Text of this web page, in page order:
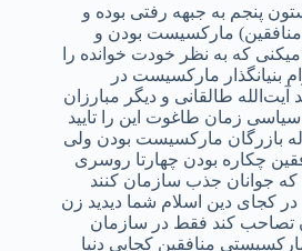
پنجم به جبهه رفتی بوده و
مارکسیست بودن و
که به نظر خودت خوانده را
بنیانگذار مارکسیست در
آیت‌الله طالقانی و دیگر مبارزان
سیاسی زمان طاغوت این را تایید
بازرگان مارکسیست بودن ولی
چکاره بودن چهارتا روسری
جوانان جذب سازمان کنند
کجای دین اسلام شما دیدید زن
تصاحب کند فقط در سازمان
منافقین کجایی دنیا